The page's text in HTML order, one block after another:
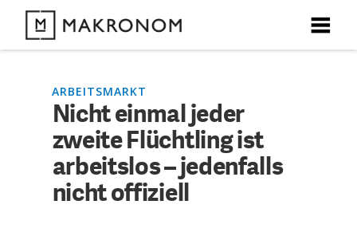
X
DEBATTEN
ARTIKEL
FEATURES
X
Unser kostenloser Newsletter informiert Sie über unsere
X
X
ARBEITSMARKT
Nicht einmal jeder
zweite Flüchtling ist
arbeitslos – jedenfalls
nicht offiziell
X
KOMMENTARE ZU
Nicht einmal jeder zweite
Flüchtling ist arbeitslos –
jedenfalls nicht offiziell